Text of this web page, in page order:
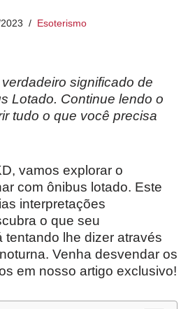
Esoterismo
significado de
Lotado. Continue lendo o
tudo o que você precisa
vamos explorar o
com ônibus lotado. Este
interpretações
o que seu
tentando lhe dizer através
Venha desvendar os
em nosso artigo exclusivo!